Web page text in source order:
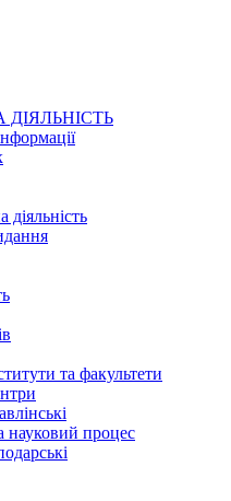
діяльність
та факультети
науковий процес